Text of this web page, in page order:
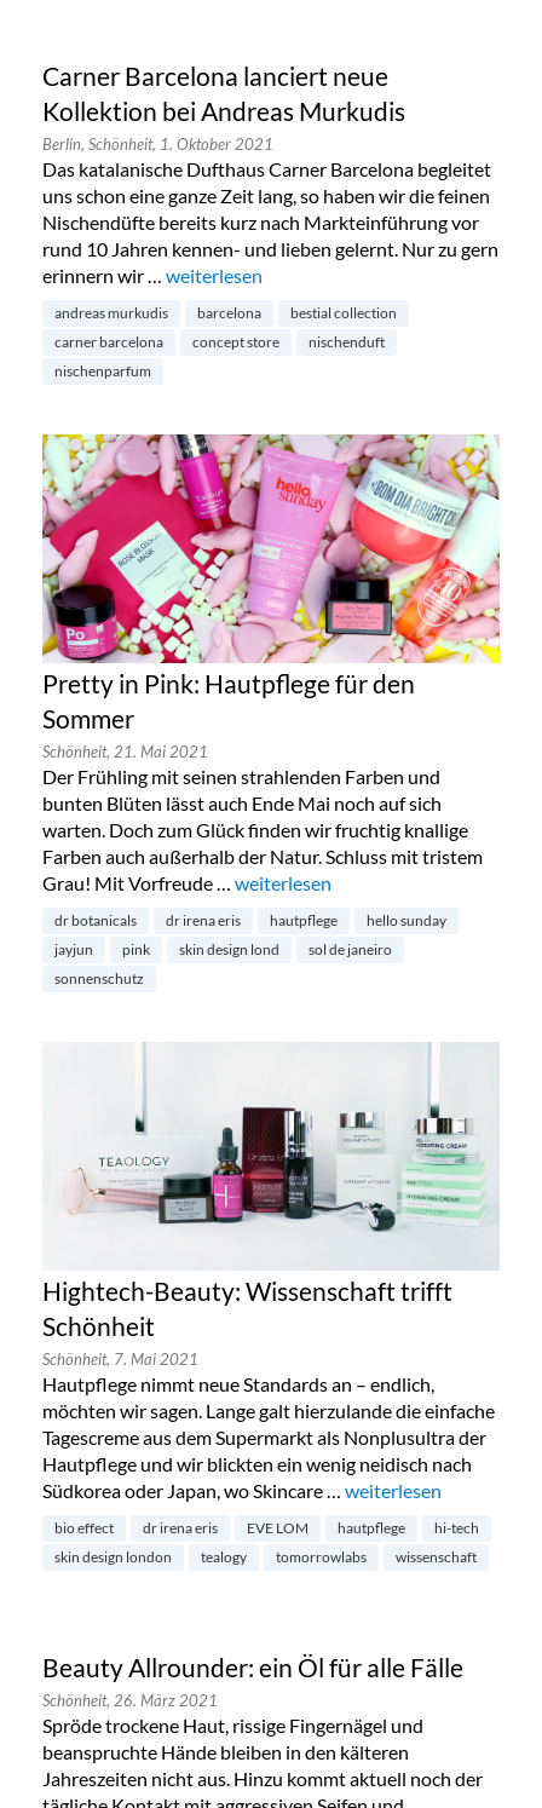
Carner Barcelona lanciert neue
Kollektion bei Andreas Murkudis
Berlin, Schönheit, 1. Oktober 2021
Das katalanische Dufthaus Carner Barcelona begleitet
uns schon eine ganze Zeit lang, so haben wir die feinen
Nischendüfte bereits kurz nach Markteinführung vor
rund 10 Jahren kennen- und lieben gelernt. Nur zu gern
erinnern wir … „Carner Barcelona lanciert neue Kollektion
weiterlesen
andreas murkudis barcelona
bestial collection
carner barcelona
concept store
nischenduft
nischenparfum
Pretty in Pink: Hautpflege für den
Sommer
Schönheit, 21. Mai 2021
Der Frühling mit seinen strahlenden Farben und
bunten Blüten lässt auch Ende Mai noch auf sich
warten. Doch zum Glück finden wir fruchtig knallige
Farben auch außerhalb der Natur. Schluss mit tristem
Grau! Mit Vorfreude … „Pretty in Pink: Hautpflege für den
weiterlesen
dr botanicals dr irena eris hautpflege
hello sunday
jayjun
pink skin design lond
sol de janeiro
sonnenschutz
Hightech-Beauty: Wissenschaft trifft
Schönheit
Schönheit, 7. Mai 2021
Hautpflege nimmt neue Standards an – endlich,
möchten wir sagen. Lange galt hierzulande die einfache
Tagescreme aus dem Supermarkt als Nonplusultra der
Hautpflege und wir blickten ein wenig neidisch nach
Südkorea oder Japan, wo Skincare … „Hightech-Beauty:
weiterlesen
bio effect dr irena eris EVE LOM hautpflege
hi-tech
skin design london
tealogy tomorrowlabs wissenschaft
Beauty Allrounder: ein Öl für alle Fälle
Schönheit, 26. März 2021
Spröde trockene Haut, rissige Fingernägel und
beanspruchte Hände bleiben in den kälteren
Jahreszeiten nicht aus. Hinzu kommt aktuell noch der